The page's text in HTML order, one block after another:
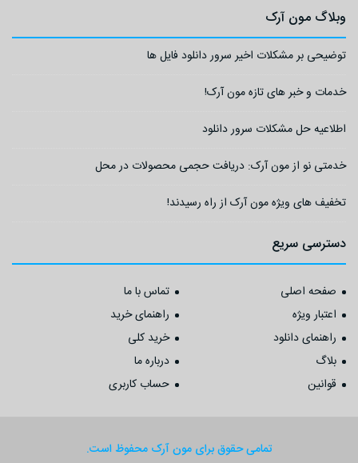
وبلاگ مون آرک
توضیحی بر مشکلات اخیر سرور دانلود فایل ها
خدمات و خبر های تازه مون آرک!
اطلاعیه حل مشکلات سرور دانلود
خدمتی نو از مون آرک: دریافت حجمی محصولات در محل
تخفیف های ویژه مون آرک از راه رسیدند!
دسترسی سریع
صفحه اصلی
تماس با ما
اعتبار ویژه
راهنمای خرید
راهنمای دانلود
خرید کلی
بلاگ
درباره ما
قوانین
حساب کاربری
تمامی حقوق برای مون آرک محفوظ است.